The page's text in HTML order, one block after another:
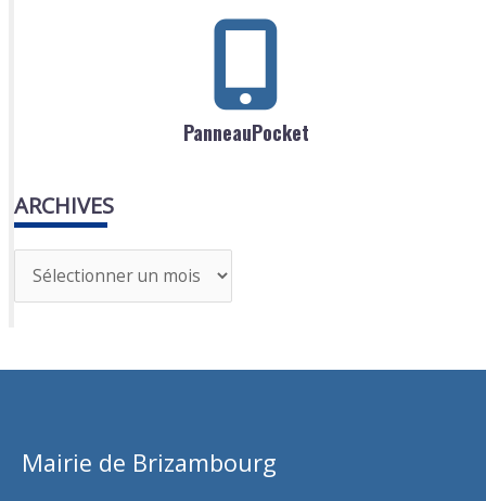
PanneauPocket
ARCHIVES
r
h
Mairie de Brizambourg